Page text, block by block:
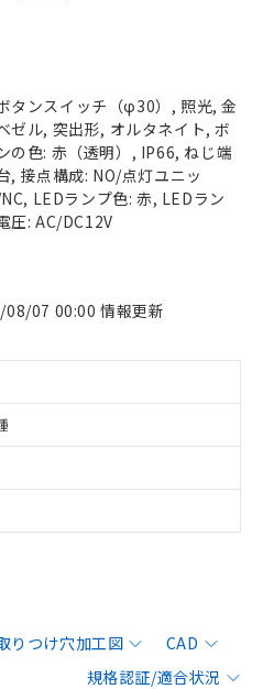
タンスイッチ（φ30）, 照光, 金
ゼル, 突出形, オルタネイト, ボ
の色: 赤（透明）, IP66, ねじ端
, 接点構成: NO/点灯ユニッ
LEDランプ色: 赤, LEDラン
圧: AC/DC12V
08/07 00:00 情報更新
りつけ穴加工図
CAD
規格認証/適合状況